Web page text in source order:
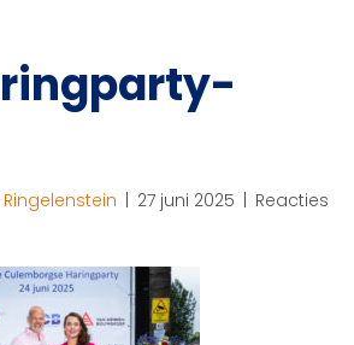
| 27 juni 2025 | Reacties